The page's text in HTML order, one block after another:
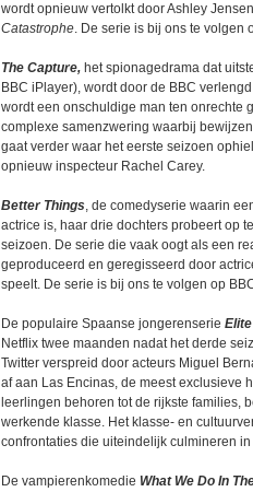
wordt opnieuw vertolkt door Ashley
Catastrophe. De serie is bij ons te volgen
The Capture, het spionagedrama dat
BBC iPlayer), wordt door de BBC
wordt een onschuldige man ten onrechte
complexe samenzwering waarbij
gaat verder waar het eerste seizoen
opnieuw inspecteur Rachel Carey.
Better Things, de comedyserie waarin
actrice is, haar drie dochters probeert op
seizoen. De serie die vaak oogt als een
geproduceerd en geregisseerd door
speelt. De serie is bij ons te volgen op
De populaire Spaanse jongerenserie Elite
Netflix twee maanden nadat het derde
Twitter verspreid door acteurs Miguel
af aan Las Encinas, de meest exclusieve
leerlingen behoren tot de rijkste families,
werkende klasse. Het klasse- en
confrontaties die uiteindelijk culmineren
De vampierenkomedie What We Do In